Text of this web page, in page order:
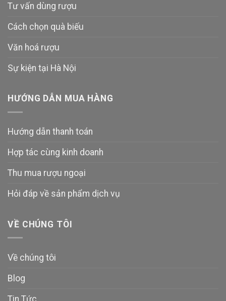
Tư vấn dùng rượu
Cách chọn quà biếu
Văn hoá rượu
Sự kiện tại Hà Nội
HƯỚNG DẪN MUA HÀNG
Hướng dẫn thanh toán
Hợp tác cùng kinh doanh
Thu mua rượu ngoại
Hỏi đáp về sản phẩm dịch vụ
VỀ CHÚNG TÔI
Về chúng tôi
Blog
Tin Tức